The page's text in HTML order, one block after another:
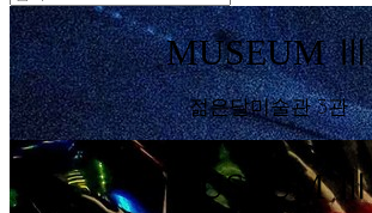
MUSEUM Ⅲ
젊은달미술관 3관
MUSEUM Ⅲ